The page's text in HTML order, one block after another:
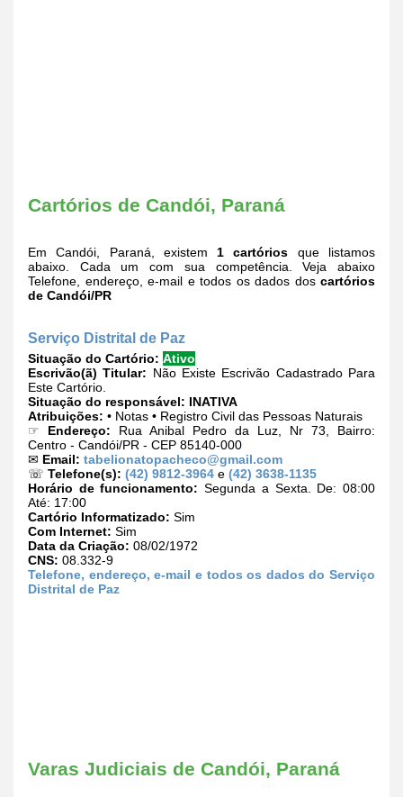
Cartórios de Candói, Paraná
Em Candói, Paraná, existem 1 cartórios que listamos
abaixo. Cada um com sua competência. Veja abaixo
Telefone, endereço, e-mail e todos os dados dos cartórios
de Candói/PR
Serviço Distrital de Paz
Situação do Cartório: Ativo
Escrivão(ã) Titular: Não Existe Escrivão Cadastrado Para
Este Cartório.
Situação do responsável: INATIVA
Atribuições: • Notas • Registro Civil das Pessoas Naturais
☞ Endereço: Rua Anibal Pedro da Luz, Nr 73, Bairro:
Centro - Candói/PR - CEP 85140-000
✉ Email: tabelionatopacheco@gmail.com
☏ Telefone(s): (42) 9812-3964 e (42) 3638-1135
Horário de funcionamento: Segunda a Sexta. De: 08:00
Até: 17:00
Cartório Informatizado: Sim
Com Internet: Sim
Data da Criação: 08/02/1972
CNS: 08.332-9
Telefone, endereço, e-mail e todos os dados do Serviço
Distrital de Paz
Varas Judiciais de Candói, Paraná